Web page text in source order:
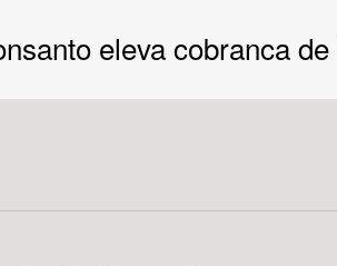
eleva cobranca